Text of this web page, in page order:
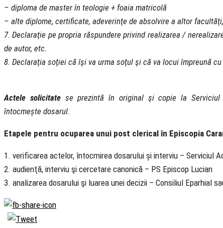
– diploma de master în teologie + foaia matricolă
– alte diplome, certificate, adeverinţe de absolvire a altor
7. Declaraţie pe propria răspundere privind realizarea /
de autor, etc.
8. Declaraţia soţiei că îşi va urma soţul şi că va locui împreună
Actele solicitatese prezintă în original şi copie la Serviciul
întocmește dosarul.
Etapele pentru ocuparea unui post clerical în Episcopia
1. verificarea actelor, întocmirea dosarului și interviu – Serviciul
2. audienţă, interviu şi cercetare canonică – PS Episcop Lucian
3. analizarea dosarului şi luarea unei decizii – Consiliul Eparhial